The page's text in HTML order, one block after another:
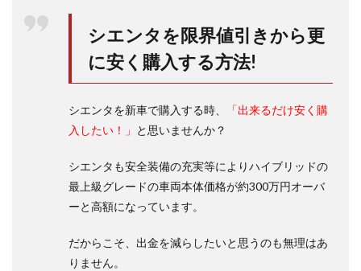
シエンタを限界値引きから更
に安く購入する方法!
シエンタを新車で購入する時、
「出来るだけ安く購
入したい！」 と思いませんか？
シエンタも安全装備の充実等によりハイブリッドの
最上級グレードの車両本体価格が約300万円オーバ
ーと高額になっています。
だからこそ、出金を減らしたいと思うのも無理はあ
りません。